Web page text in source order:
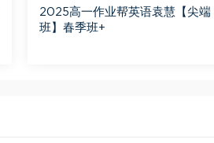
2025高一作业帮英语袁慧【尖端
班】春季班+